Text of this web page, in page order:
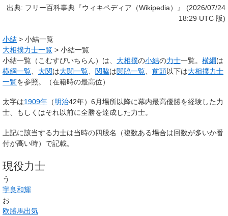
出典: フリー百科事典『ウィキペディア（Wikipedia）』 (2026/07/24
18:29 UTC 版)
小結 > 小結一覧
大相撲力士一覧 > 小結一覧
小結一覧 （こむすびいちらん）は、 大相撲の小結の力士一覧。 横綱は
横綱一覧
大関は大関一覧 関脇は関脇一覧 前頭以下は大相撲力士
一覧を参照。（在籍時の最高位）
太字は1909年 （明治42年）6月場所以降に幕内最高優勝を経験した力
士、もしくはそれ以前に全勝を達成した力士。
上記に該当する力士は当時の四股名（複数ある場合は回数が多いか番
付が高い時）で記載。
現役力士
う
宇良和輝
お
欧勝馬出気